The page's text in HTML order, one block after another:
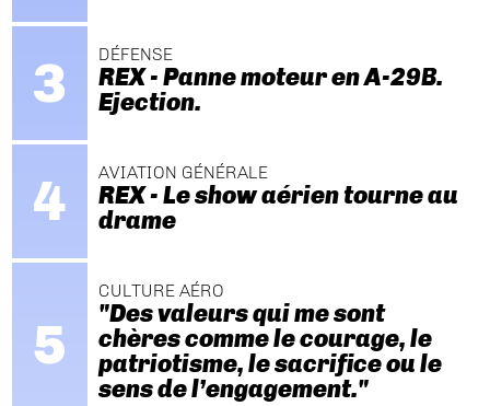
DÉFENSE
REX - Panne moteur en A-29B.
Ejection.
AVIATION GÉNÉRALE
REX - Le show aérien tourne au
drame
CULTURE AÉRO
"Des valeurs qui me sont
chères comme le courage, le
patriotisme, le sacrifice ou le
sens de l’engagement."